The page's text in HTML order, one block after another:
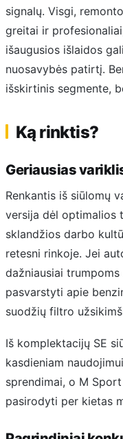
signalų. Visgi,
greitai ir
išaugusios išlaidos
nuosavybės patirtį.
išskirtinis segmente,
Ką rinktis?
Geriausias
Renkantis iš siūlomų
versija dėl optimalios
sklandžios darbo
retesni rinkoje. Jei
dažniausiai
pasvarstyti apie
suodžių filtro
Iš komplektacijų SE
kasdieniam
sprendimai, o M
pasirodyti per kietas